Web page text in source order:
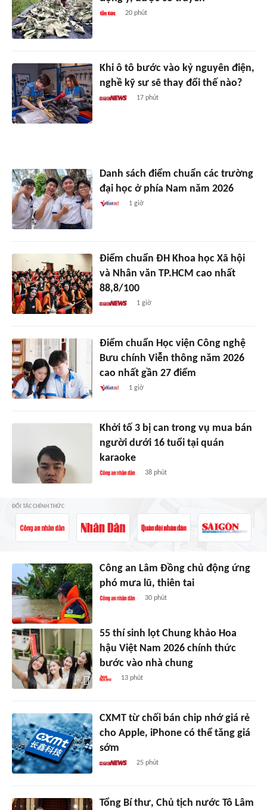
20 phút
Khi ô tô bước vào kỷ nguyên điện,
nghề kỹ sư sẽ thay đổi thế nào?
17 phút
Danh sách điểm chuẩn các trường
đại học ở phía Nam năm 2026
1 giờ
Điểm chuẩn ĐH Khoa học Xã hội
và Nhân văn TP.HCM cao nhất
88,8/100
1 giờ
Điểm chuẩn Học viện Công nghệ
Bưu chính Viễn thông năm 2026
cao nhất gần 27 điểm
1 giờ
Khởi tố 3 bị can trong vụ mua bán
người dưới 16 tuổi tại quán
karaoke
38 phút
ĐỐI TÁC CHÍNH THỨC
Công an Lâm Đồng chủ động ứng
phó mưa lũ, thiên tai
30 phút
55 thí sinh lọt Chung khảo Hoa
hậu Việt Nam 2026 chính thức
bước vào nhà chung
13 phút
CXMT từ chối bán chip nhớ giá rẻ
cho Apple, iPhone có thể tăng giá
sớm
25 phút
Tổng Bí thư, Chủ tịch nước Tô Lâm